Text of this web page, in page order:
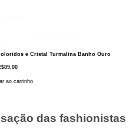
e Cristal Turmalina Banho Ouro
89,00
ao carrinho
das fashionistas